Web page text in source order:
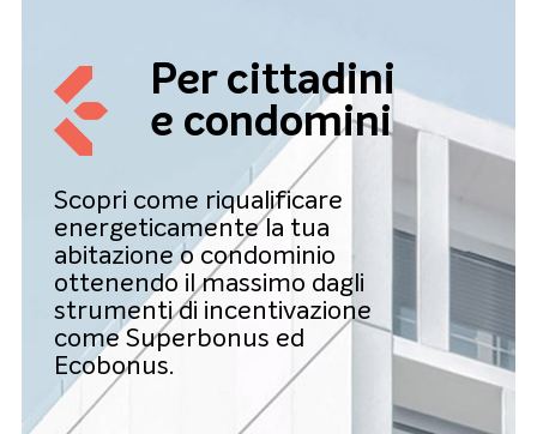
Per cittadini
e condomini
Scopri come riqualificare
energeticamente la tua
abitazione o condominio
ottenendo il massimo dagli
strumenti di incentivazione
come Superbonus ed
Ecobonus.